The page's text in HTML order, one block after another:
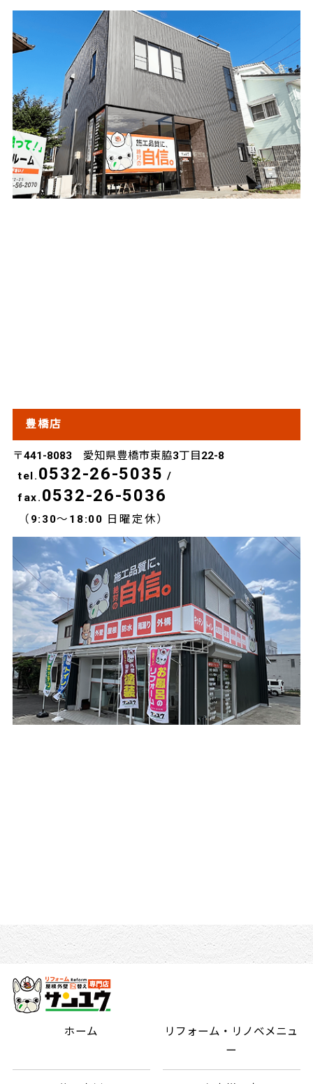
豊橋店
〒441-8083 愛知県豊橋市東脇3丁目22-8
tel. 0532-26-5035 /
fax. 0532-26-5036
（9:30～18:00 日曜定休）
ホーム
リフォーム・リノベメニュ
ー